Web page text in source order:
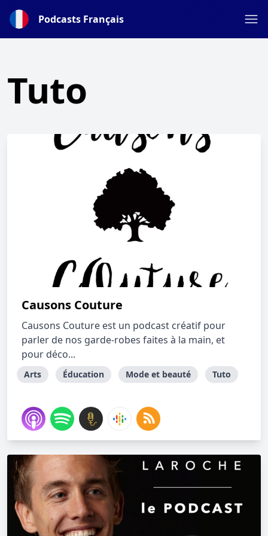
Podcasts Français
Tuto
Causons Couture
Causons Couture est un podcast créatif pour
parler de nos garde-robes faites à la main, et
pour déco...
Arts Éducation Mode et beauté Tuto